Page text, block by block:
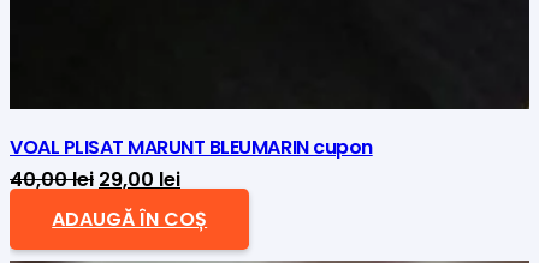
VOAL PLISAT MARUNT BLEUMARIN cupon
40,00lei Prețul
inițial
a
29,00 leiPrețul
curent
este:
ADAUGĂ ÎN COȘ